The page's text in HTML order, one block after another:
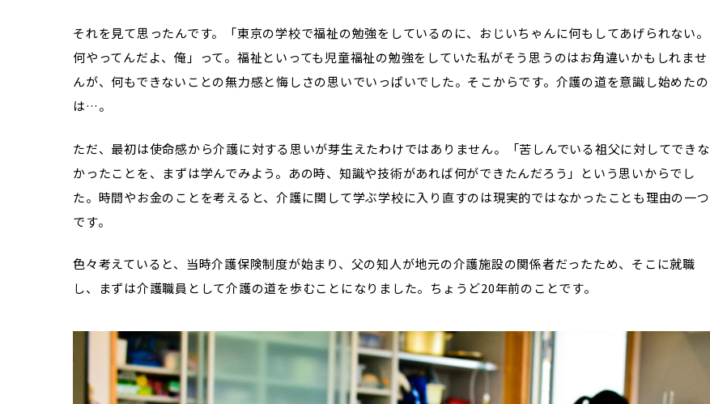
それを見て思ったんです。「東京の学校で福祉の勉強をしているのに、おじいちゃんに何もしてあげられない。
何やってんだよ、俺」って。福祉といっても児童福祉の勉強をしていた私がそう思うのはお角違いかもしれませ
んが、何もできないことの無力感と悔しさの思いでいっぱいでした。そこからです。介護の道を意識し始めたの
は…。
ただ、最初は使命感から介護に対する思いが芽生えたわけではありません。「苦しんでいる祖父に対してできな
かったことを、まずは学んでみよう。あの時、知識や技術があれば何ができたんだろう」という思いからでし
た。時間やお金のことを考えると、介護に関して学ぶ学校に入り直すのは現実的ではなかったことも理由の一つ
です。
色々考えていると、当時介護保険制度が始まり、父の知人が地元の介護施設の関係者だったため、そこに就職
し、まずは介護職員として介護の道を歩むことになりました。ちょうど20年前のことです。